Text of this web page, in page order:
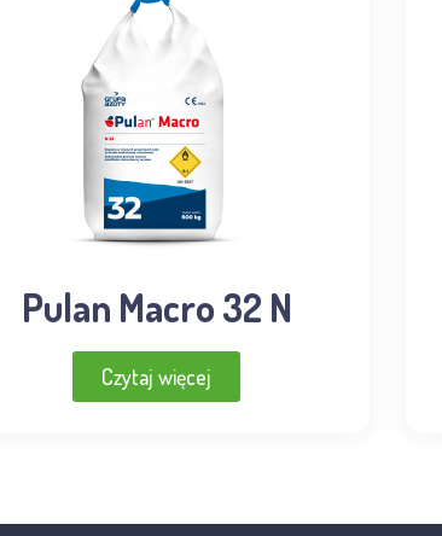
Pulan Macro 32 N
Czytaj więcej